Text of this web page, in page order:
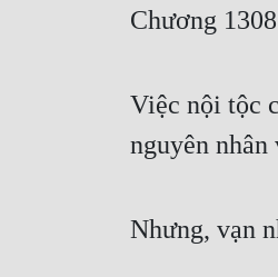
Chương
Việc nội tộc
nguyên
Nhưng, vạn